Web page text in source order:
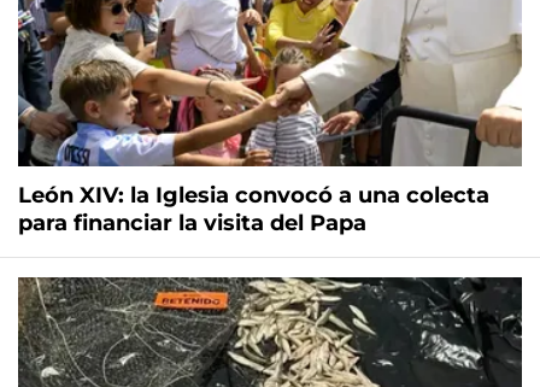
León XIV: la Iglesia convocó a una colecta
para financiar la visita del Papa